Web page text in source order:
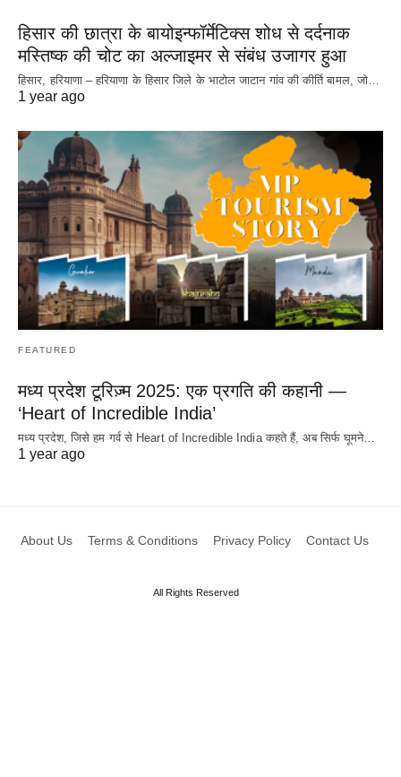
हिसार की छात्रा के बायोइन्फॉर्मेटिक्स शोध से दर्दनाक
मस्तिष्क की चोट का अल्जाइमर से संबंध उजागर हुआ
हिसार, हरियाणा – हरियाणा के हिसार जिले के भाटोल जाटान गांव की कीर्ति बामल, जो…
1 year ago
FEATURED
मध्य प्रदेश टूरिज़्म 2025: एक प्रगति की कहानी —
‘Heart of Incredible India’
मध्य प्रदेश, जिसे हम गर्व से Heart of Incredible India कहते हैं, अब सिर्फ घूमने…
1 year ago
About Us Terms & Conditions Privacy Policy Contact Us
All Rights Reserved